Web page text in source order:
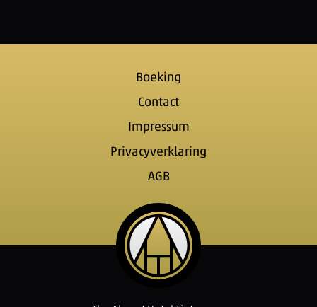
Boeking
Contact
Impressum
Privacyverklaring
AGB